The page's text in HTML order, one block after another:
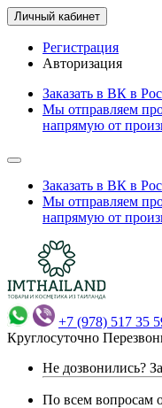
Личный кабинет
Регистрация
Авторизация
Заказать в ВК в
Мы отправляем
напрямую от
Заказать в ВК в
Мы отправляем
напрямую от
+7 (978) 517 35
Круглосуточно
Не дозвонились?
По всем вопросам